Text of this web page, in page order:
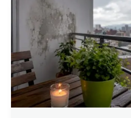
es
cómo
actuar